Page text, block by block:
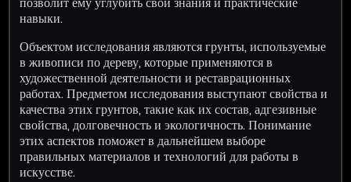
навыки.
Объектом исследования являются грунты, используемые
в живописи по дереву, которые применяются в
художественной деятельности и реставрационных
работах. Предметом исследования выступают свойства и
качества этих грунтов, такие как их состав, адгезивные
свойства, долговечность и экологичность. Понимание
этих аспектов поможет в дальнейшем выборе
правильных материалов и технологий для работы в
искусстве.